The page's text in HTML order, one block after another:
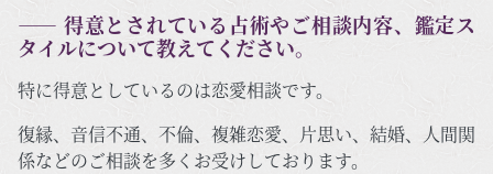
―― 得意とされている占術やご相談内容、鑑定ス
タイルについて教えてください。
特に得意としているのは恋愛相談です。
復縁、音信不通、不倫、複雑恋愛、片思い、結婚、人間関
係などのご相談を多くお受けしております。